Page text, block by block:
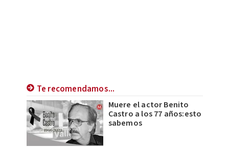
Te recomendamos...
Muere el actor Benito
Castro a los 77 años:esto
sabemos